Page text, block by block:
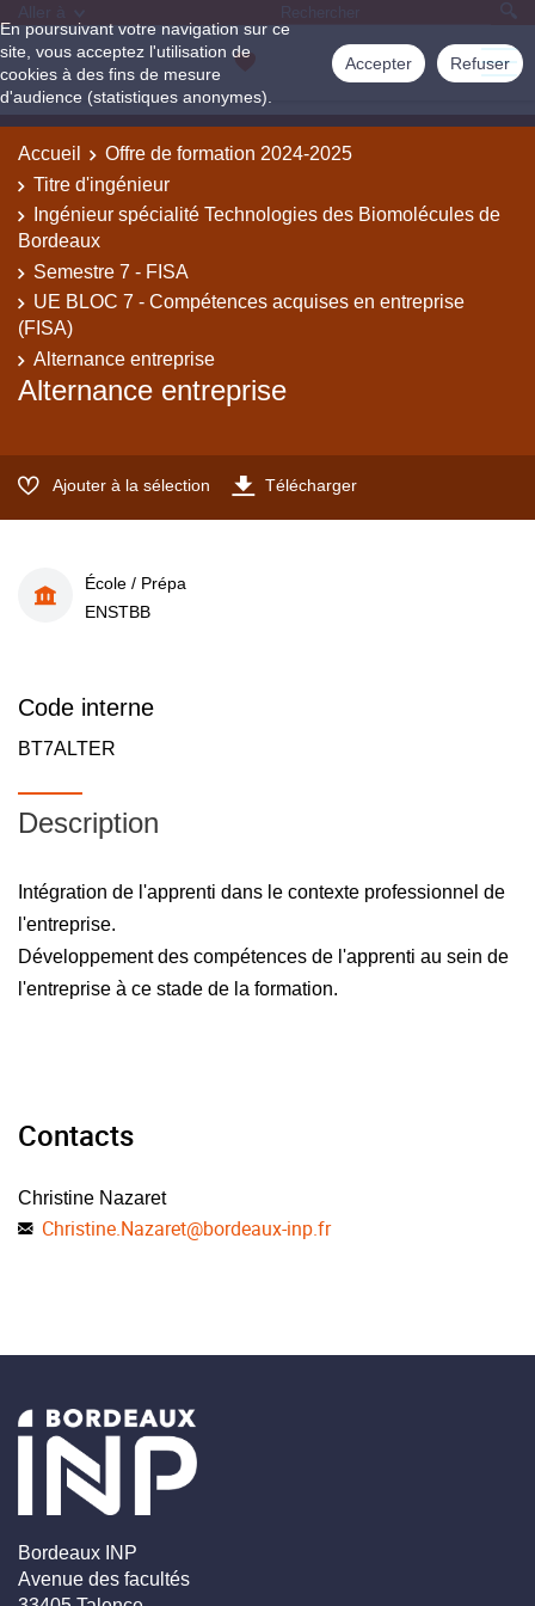
En poursuivant votre navigation sur ce
site, vous acceptez l'utilisation de
cookies à des fins de mesure
d'audience (statistiques anonymes).
Accepter Refuser
Aller à
Accueil
Offre de formation 2024-2025
Titre d'ingénieur
Ingénieur spécialité Technologies des Biomolécules de
Bordeaux
Semestre 7 - FISA
UE BLOC 7 - Compétences acquises en entreprise
(FISA)
Alternance entreprise
Alternance entreprise
Ajouter à la sélection Télécharger
École / Prépa
ENSTBB
Code interne
BT7ALTER
Description
Intégration de l'apprenti dans le contexte professionnel de
l'entreprise.
Développement des compétences de l'apprenti au sein de
l'entreprise à ce stade de la formation.
Contacts
Christine Nazaret
Christine.Nazaret@bordeaux-inp.fr
Bordeaux INP
Avenue des facultés